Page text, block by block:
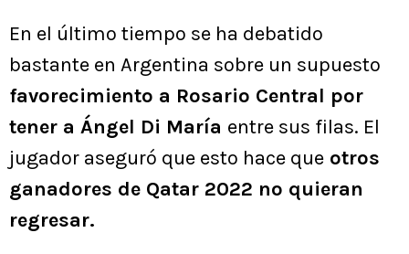
En el último tiempo se ha debatido
bastante en Argentina sobre un supuesto
favorecimiento a Rosario Central por
tener a Ángel Di María entre sus filas. El
jugador aseguró que esto hace que otros
ganadores de Qatar 2022 no quieran
regresar.